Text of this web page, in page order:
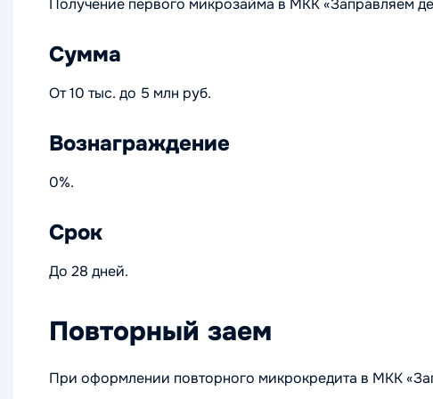
Сумма
От 10 тыс. до 5 млн руб.
Вознаграждение
0%.
Срок
До 28 дней.
Повторный заем
При оформлении повторного микрокредита в МКК